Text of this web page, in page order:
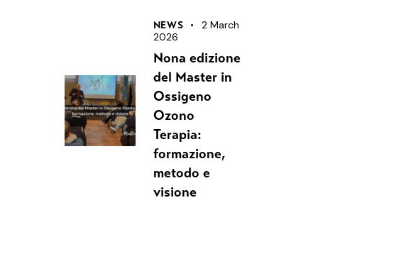
NEWS
2 March
2026
Nona edizione
del Master in
Ossigeno
Ozono
Terapia:
formazione,
metodo e
visione